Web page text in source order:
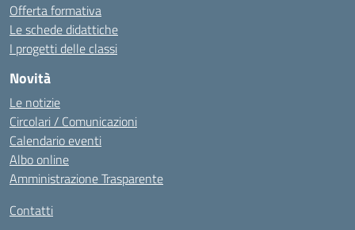
Offerta formativa
Le schede didattiche
I progetti delle classi
Novità
Le notizie
Circolari / Comunicazioni
Calendario eventi
Albo online
Amministrazione Trasparente
Contatti